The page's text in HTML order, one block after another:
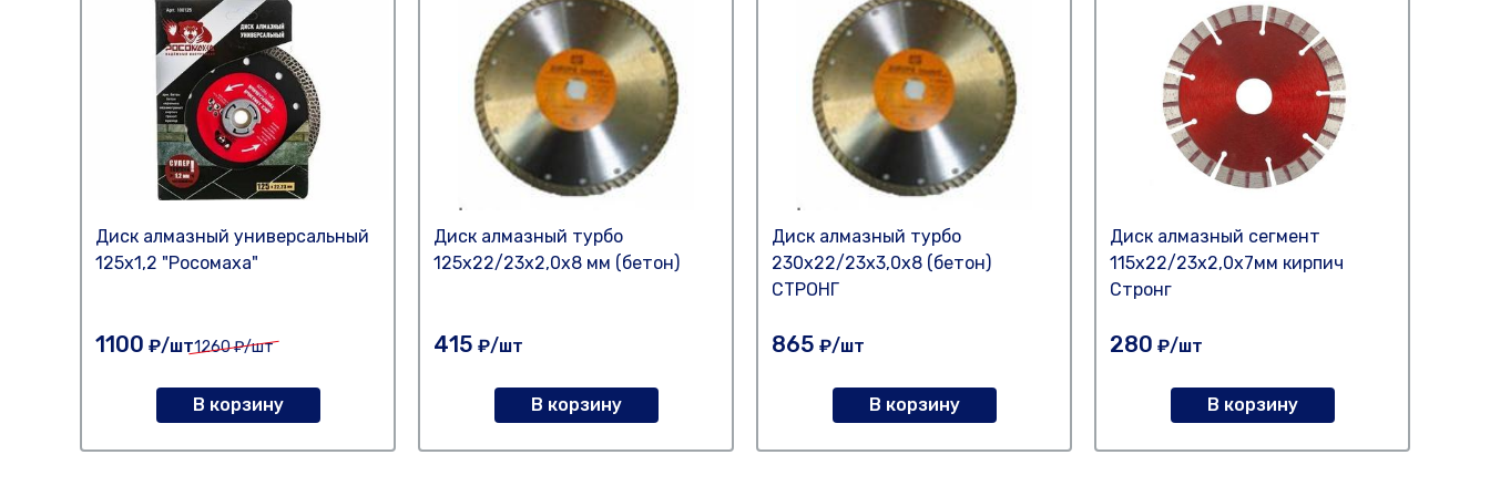
Диск алмазный универсальный
125х1,2 "Росомаха"
1100 ₽/шт1260₽/шт
В корзину
Диск алмазный турбо
125х22/23х2,0х8 мм (бетон)
415 ₽/шт
В корзину
Диск алмазный турбо
230х22/23х3,0х8 (бетон)
СТРОНГ
865 ₽/шт
В корзину
Диск алмазный сегмент
115х22/23х2,0х7мм кирпич
Стронг
280 ₽/шт
В корзину